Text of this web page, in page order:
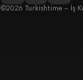
©2026 Turkishtime – İş